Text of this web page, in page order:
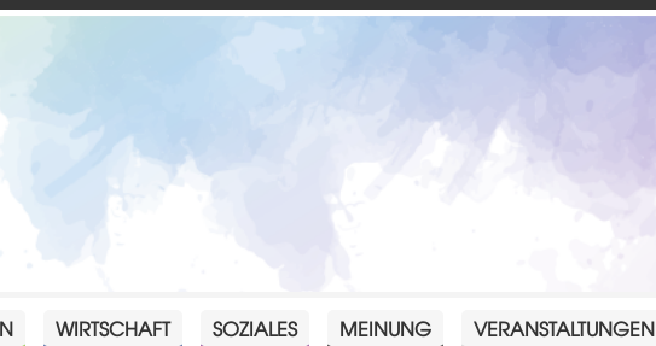
WIRTSCHAFT SOZIALES MEINUNG VERANSTALTUNGEN